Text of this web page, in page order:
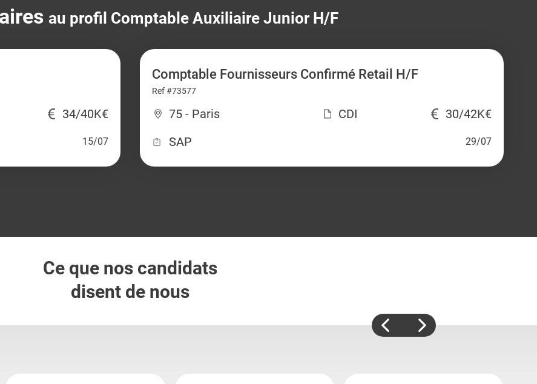
au profil Comptable Auxiliaire Junior H/F
34/40K€
15/07
Comptable Fournisseurs Confirmé Retail H/F
Ref #73577
75 - Paris CDI
30/42K€
SAP
29/07
Ce que nos candidats
disent de nous